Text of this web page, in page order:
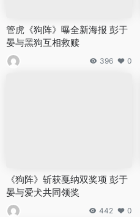
管虎《狗阵》曝全新海报 彭于
晏与黑狗互相救赎
396 0
《狗阵》斩获戛纳双奖项 彭于
晏与爱犬共同领奖
442 0